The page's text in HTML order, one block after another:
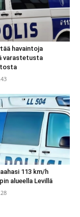
havaintoja
varastetusta
113 km/h
alueella Levillä